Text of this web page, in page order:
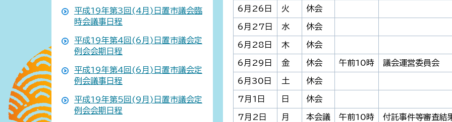
平成19年第3回(4月)日置市議会臨
時会議事日程
平成19年第4回(6月)日置市議会定
例会会期日程
平成19年第4回(6月)日置市議会定
例会議事日程
平成19年第5回(9月)日置市議会定
例会会期日程
6月26日 火 休会
6月27日 水 休会
6月28日 木 休会
6月29日 金 休会 午前10時 議会運営委員会
6月30日 土 休会
7月1日 日 休会
7月2日 月 本会議 午前10時 付託事件等審査結